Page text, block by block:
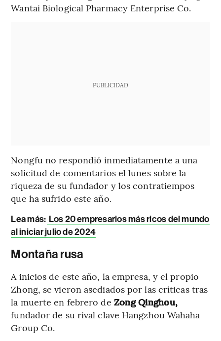
Wantai Biological Pharmacy Enterprise Co.
PUBLICIDAD
Nongfu no respondió inmediatamente a una
solicitud de comentarios el lunes sobre la
riqueza de su fundador y los contratiempos
que ha sufrido este año.
Lea más: Los 20 empresarios más ricos del mundo
al iniciar julio de 2024
Montaña rusa
A inicios de este año, la empresa, y el propio
Zhong, se vieron asediados por las críticas tras
la muerte en febrero de Zong Qinghou,
fundador de su rival clave Hangzhou Wahaha
Group Co.